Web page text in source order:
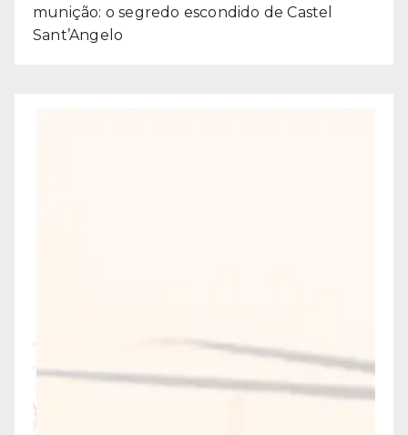
munição: o segredo escondido de Castel
Sant’Angelo